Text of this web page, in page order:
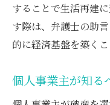
することで生活再建
す際は、弁護士の助
的に経済基盤を築くこ
個人事業主が知る